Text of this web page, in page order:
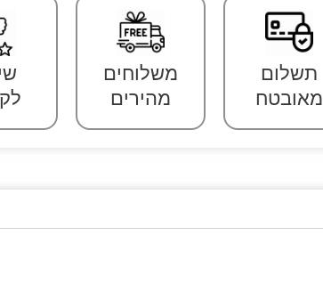
תשלום
מאובטח
משלוחים
מהירים